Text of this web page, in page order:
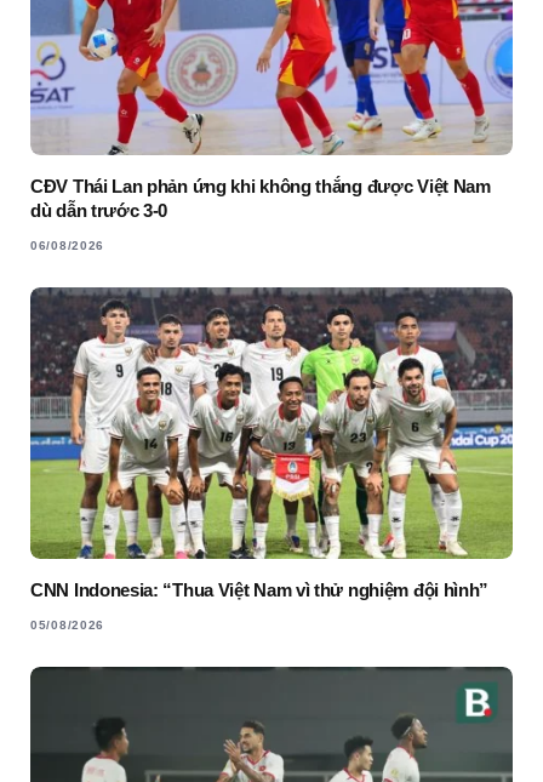
CĐV Thái Lan phản ứng khi không thắng được Việt Nam
dù dẫn trước 3-0
06/08/2026
CNN Indonesia: “Thua Việt Nam vì thử nghiệm đội hình”
05/08/2026